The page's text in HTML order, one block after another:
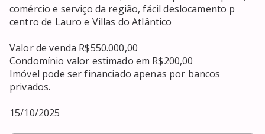
comércio e serviço da região, fácil deslocamento p
centro de Lauro e Villas do Atlântico
Valor de venda R$550.000,00
Condomínio valor estimado em R$200,00
Imóvel pode ser financiado apenas por bancos
privados.
15/10/2025